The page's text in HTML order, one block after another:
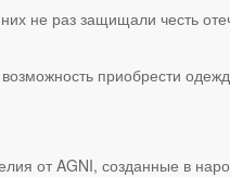
не раз защищали честь
приобрести
от AGNI, созданные в